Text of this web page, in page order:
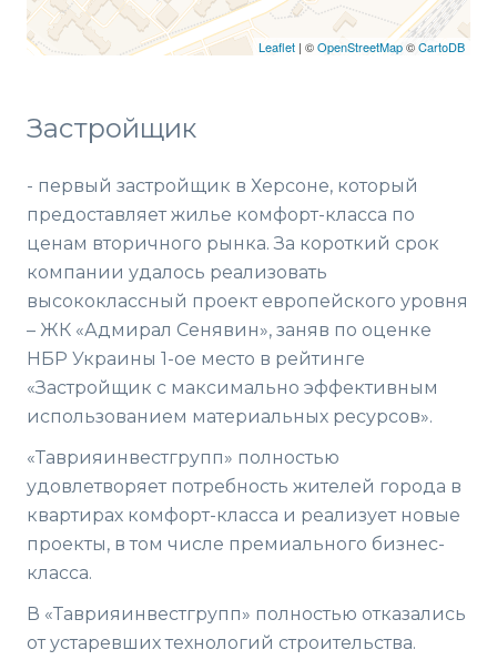
Leaflet | ©OpenStreetMap©CartoDB
Застройщик
- первый застройщик в Херсоне, который
предоставляет жилье комфорт-класса по
ценам вторичного рынка. За короткий срок
компании удалось реализовать
высококлассный проект европейского уровня
– ЖК «Адмирал Сенявин», заняв по оценке
НБР Украины 1-ое место в рейтинге
«Застройщик с максимально эффективным
использованием материальных ресурсов».
«Таврияинвестгрупп» полностью
удовлетворяет потребность жителей города в
квартирах комфорт-класса и реализует новые
проекты, в том числе премиального бизнес-
класса.
В «Таврияинвестгрупп» полностью отказались
от устаревших технологий строительства.